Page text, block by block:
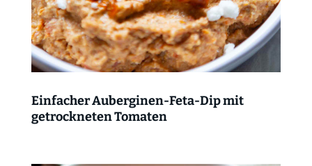
Einfacher Auberginen-Feta-Dip mit
getrockneten Tomaten